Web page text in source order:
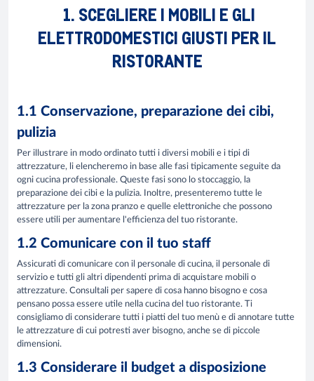
1. SCEGLIERE I MOBILI E GLI
ELETTRODOMESTICI GIUSTI PER IL
RISTORANTE
1.1 Conservazione, preparazione dei cibi,
pulizia
Per illustrare in modo ordinato tutti i diversi mobili e i tipi di
attrezzature, li elencheremo in base alle fasi tipicamente seguite da
ogni cucina professionale. Queste fasi sono lo stoccaggio, la
preparazione dei cibi e la pulizia. Inoltre, presenteremo tutte le
attrezzature per la zona pranzo e quelle elettroniche che possono
essere utili per aumentare l'efficienza del tuo ristorante.
1.2 Comunicare con il tuo staff
Assicurati di comunicare con il personale di cucina, il personale di
servizio e tutti gli altri dipendenti prima di acquistare mobili o
attrezzature. Consultali per sapere di cosa hanno bisogno e cosa
pensano possa essere utile nella cucina del tuo ristorante. Ti
consigliamo di considerare tutti i piatti del tuo menù e di annotare tutte
le attrezzature di cui potresti aver bisogno, anche se di piccole
dimensioni.
1.3 Considerare il budget a disposizione